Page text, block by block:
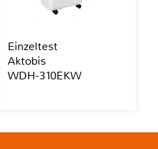
Einzeltest
Aktobis
WDH-310EKW